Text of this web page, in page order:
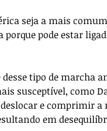
seja a mais
porque pode estar
tipo de marcha
susceptível, como
e comprimir
em